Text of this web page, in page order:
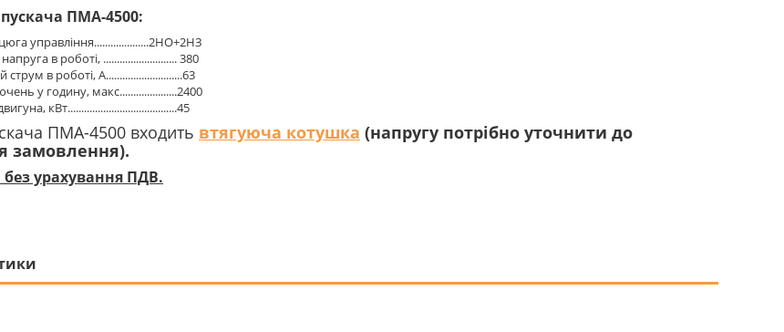
ПМА-4500:
управління....................2НО+2НЗ
в роботі, ........................... 380
в роботі, А............................63
у годину, макс.....................2400
кВт........................................45
ПМА-4500 входить втягуюча котушка (напругу потрібно уточнити до
замовлення).
без урахування ПДВ.